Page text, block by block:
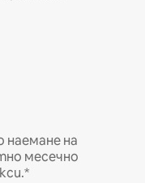
наемане на
месечно